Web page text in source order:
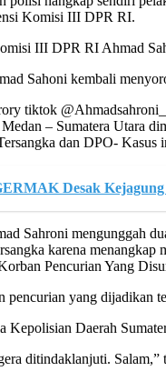
Komisi III DPR RI.
III DPR RI Ahmad
Sahoni kembali
tiktok
– Sumatera Utara
dan DPO- Kasus
Desak
Sahroni mengunggah
karena
Pencurian Yang
pencurian yang dijadikan
Kepolisian Daerah
ditindaklanjuti.